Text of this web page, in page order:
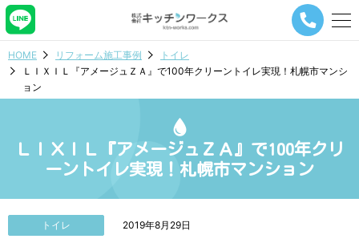
メ
ー
ビ
シ
ョ
タ
HOME リフォーム施工事例
トイレ
ＬＩＸＩＬ『アメージュＺＡ』で100年クリーントイレ実現！札幌市マンシ
ョン
ＬＩＸＩＬ『アメージュＺＡ』で100年クリ
ーントイレ実現！札幌市マンション
トイレ 2019年8月29日